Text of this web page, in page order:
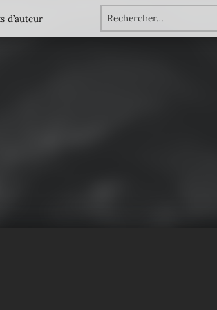
Rechercher :
d’auteur